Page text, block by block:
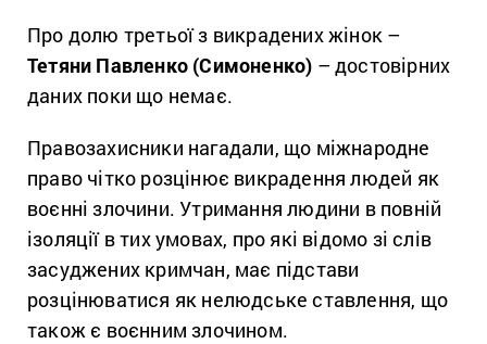
Про долю третьої з викрадених жінок –
Тетяни Павленко (Симоненко) – достовірних
даних поки що немає.
Правозахисники нагадали, що міжнародне
право чітко розцінює викрадення людей як
воєнні злочини. Утримання людини в ​​повній
ізоляції в тих умовах, про які відомо зі слів
засуджених кримчан, має підстави
розцінюватися як нелюдське ставлення, що
також є воєнним злочином.